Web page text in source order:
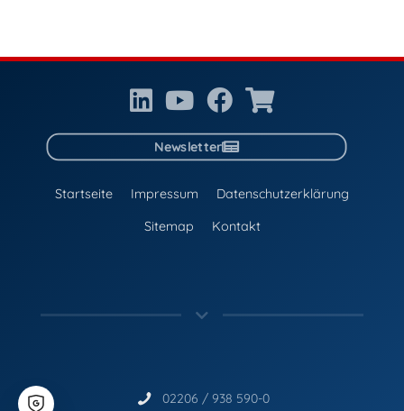
Startseite Impressum
Datenschutzerklärung
Sitemap
Kontakt
02206 / 938 590-0
Newsletter